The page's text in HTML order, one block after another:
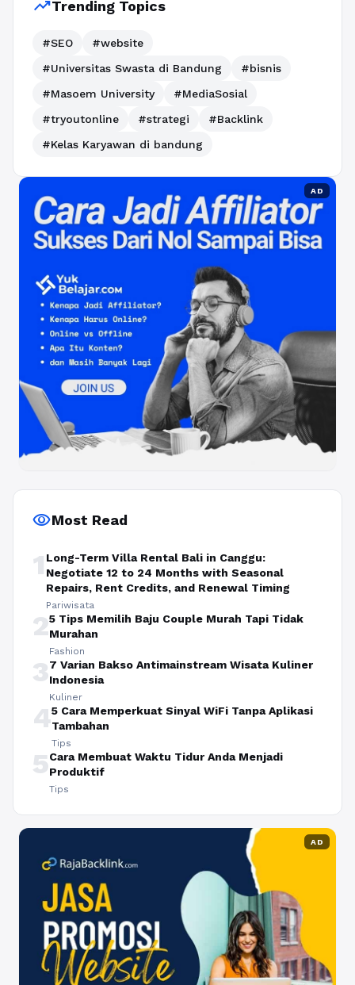
trending_upTrending Topics
#SEO
#website
#Universitas Swasta di Bandung
#bisnis
#Masoem University
#MediaSosial
#tryoutonline
#strategi
#Backlink
#Kelas Karyawan di bandung
AD
visibilityMost Read
1 Long-Term Villa Rental Bali in Canggu:
Negotiate 12 to 24 Months with Seasonal
Repairs, Rent Credits, and Renewal Timing
Pariwisata
25 Tips Memilih Baju Couple Murah Tapi Tidak
Murahan
Fashion
37 Varian Bakso Antimainstream Wisata Kuliner
Indonesia
Kuliner
45 Cara Memperkuat Sinyal WiFi Tanpa Aplikasi
Tambahan
Tips
5Cara Membuat Waktu Tidur Anda Menjadi
Produktif
Tips
AD